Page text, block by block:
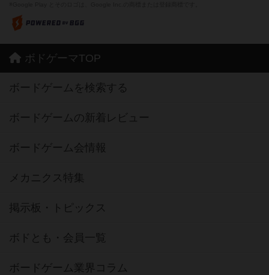
ボドゲーマTOP
ボードゲームを検索する
ボードゲームの新着レビュー
ボードゲーム会情報
メカニクス特集
掲示板・トピックス
ボドとも・会員一覧
ボードゲーム業界コラム